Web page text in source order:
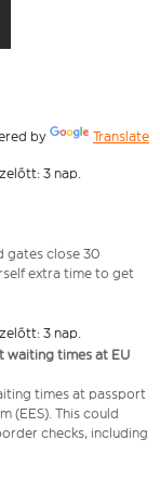
by Translate
3 nap.
gates close 30
extra time to get
3 nap.
waiting times at EU
times at passport
(EES). This could
checks, including